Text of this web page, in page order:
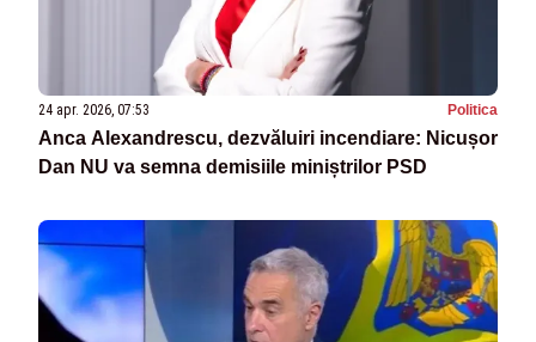
24 apr. 2026, 07:53 Politica
Anca Alexandrescu, dezvăluiri incendiare: Nicușor
Dan NU va semna demisiile miniștrilor PSD